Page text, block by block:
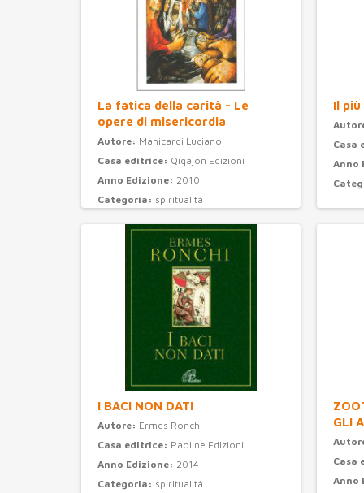
La fatica della carità - Le
opere di misericordia
Autore: Manicardi Luciano
Casa editrice: Qiqajon Edizioni
Anno Edizione: 2010
Categoria: spiritualità
Il
Casa
Anno
I BACI NON DATI
Autore: Ermes Ronchi
Casa editrice: Paoline Edizioni
Anno Edizione: 2014
Categoria: spiritualità
GLI
Casa
Anno